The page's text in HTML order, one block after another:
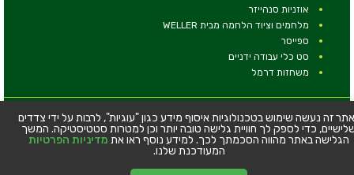
אוזניות סנהייזר
מלחמים וציוד הלחמה מבית WELLER
ספייסר
סט כלי עבודה ידניים
משחזות דרמל
© כל הזכויות שמורות - טלמיר אלקטרוניקה בע''מ
כתובת: דרך העצמאות 63, חיפה
טלפון:04-8534564
זה נעשה שימוש בטכנולוגיות איסוף מידע כגון "עוגיות", לרבות על ידי צדדים
כדי לספק לך חוויית גלישה טובה יותר וכן למטרות סטטיסטיקה. המשך
הגלישה באתר מהווה הסכמתך לכך. למידע נוסף ראו את מדיניות הפרטיות
המעודכנת שלנו.